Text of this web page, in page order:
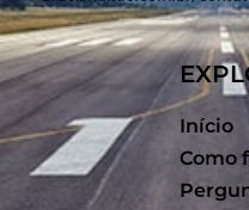
Início
Como